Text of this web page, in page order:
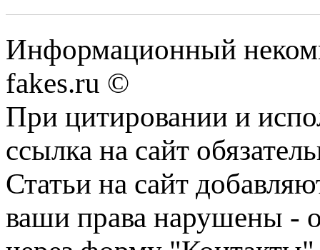
Информационный
fakes.ru ©
При цитировании и
ссылка на сайт
Статьи на сайт
ваши права нарушены -